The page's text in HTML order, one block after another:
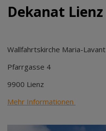
Dekanat Lienz
Wallfahrtskirche Maria-Lavant
Pfarrgasse 4
9900 Lienz
Mehr Informationen